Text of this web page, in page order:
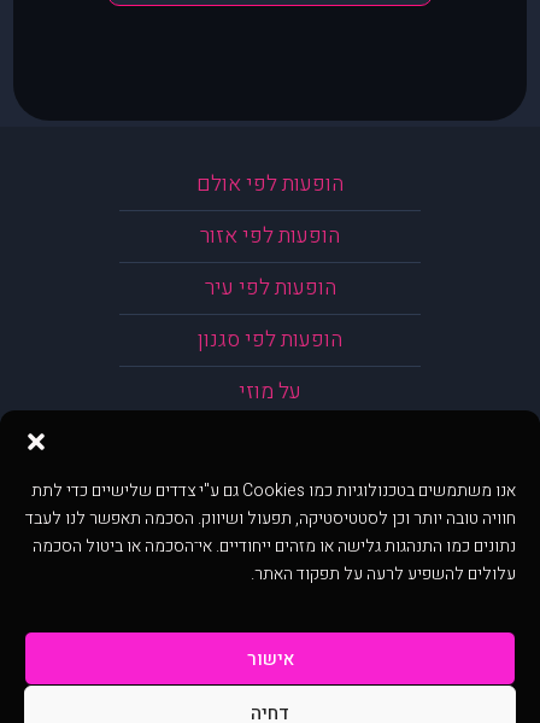
אנו משתמשים בטכנולוגיות כמו Cookies גם ע"י צדדים שלישיים כדי לתת
חוויה טובה יותר וכן לסטטיסטיקה, תפעול ושיווק. הסכמה תאפשר לנו לעבד
נתונים כמו התנהגות גלישה או מזהים ייחודיים. אי־הסכמה או ביטול הסכמה
עלולים להשפיע לרעה על תפקוד האתר.
אישור
דחיה
הופעות לפי אולם
הופעות לפי אזור
הופעות לפי עיר
הופעות לפי סגנון
על מוזי